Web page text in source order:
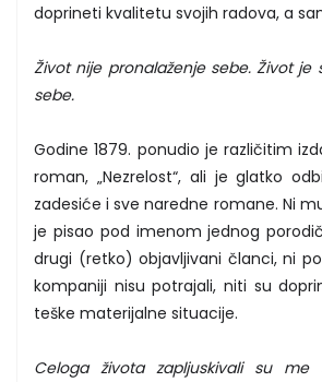
doprineti kvalitetu svojih radova, a
Život nije pronalaženje sebe. Život je
sebe.
Godine 1879. ponudio je različitim
roman, „Nezrelost“, ali je glatko
zadesiće i sve naredne romane. Ni
je pisao pod imenom jednog
drugi (retko) objavljivani članci, ni
kompaniji nisu potrajali, niti su
teške materijalne situacije.
Celoga života zapljuskivali su me